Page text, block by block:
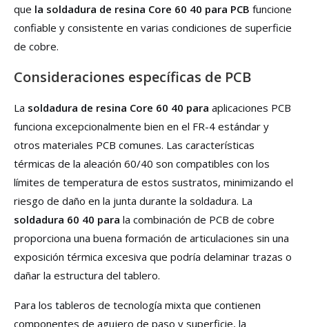
que la soldadura de resina Core 60 40 para PCB funcione
confiable y consistente en varias condiciones de superficie
de cobre.
Consideraciones específicas de PCB
La soldadura de resina Core 60 40 para aplicaciones PCB
funciona excepcionalmente bien en el FR-4 estándar y
otros materiales PCB comunes. Las características
térmicas de la aleación 60/40 son compatibles con los
límites de temperatura de estos sustratos, minimizando el
riesgo de daño en la junta durante la soldadura. La
soldadura 60 40 para la combinación de PCB de cobre
proporciona una buena formación de articulaciones sin una
exposición térmica excesiva que podría delaminar trazas o
dañar la estructura del tablero.
Para los tableros de tecnología mixta que contienen
componentes de agujero de paso y superficie, la